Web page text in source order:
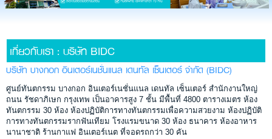
เกี่ยวกับเรา : บริษัท BIDC
บริษัท บางกอก อินเตอร์เนชั่นแนล เดนทัล เซ็นเตอร์ จำกัด (BIDC)
ศูนย์ทันตกรรม บางกอก อินเตอร์เนชั่นแนล เดนทัล เซ็นเตอร์ สำนักงานใหญ่
ถนน รัชดาภิเษก กรุงเทพ เป็นอาคารสูง 7 ชั้น มีพื้นที่ 4800 ตารางเมตร ห้อง
ทันตกรรม 30 ห้อง ห้องปฏิบัติการทางทันตกรรมเพื่อความสวยงาม ห้องปฏิบัติ
การทางทันตกรรมรากฟันเทียม โรงแรมขนาด 30 ห้อง ธนาคาร ห้องอาหาร
นานาชาติ ร้านกาแฟ อินเตอร์เนต ที่จอดรถกว่า 30 คัน